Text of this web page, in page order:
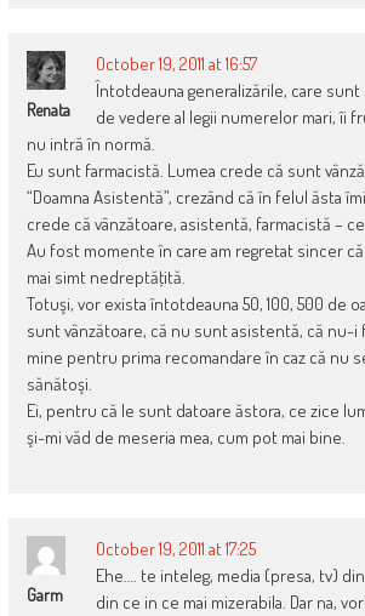
Renata
October 19, 2011 at 16:57
Întotdeauna generalizările, care
de vedere al legii numerelor mari, îi
nu intră în normă.
Eu sunt farmacistă. Lumea crede că sunt
“Doamna Asistentă”, crezând că în felul ăsta
crede că vânzătoare, asistentă, farmacistă –
Au fost momente în care am regretat sincer
mai simt nedreptăţită.
Totuşi, vor exista întotdeauna 50, 100, 500 de
sunt vânzătoare, că nu sunt asistentă, că nu-i
mine pentru prima recomandare în caz că nu
sănătoşi.
Ei, pentru că le sunt datoare ăstora, ce zice
şi-mi văd de meseria mea, cum pot mai bine.
Garm
October 19, 2011 at 17:25
Ehe…. te inteleg, media (presa, tv)
din ce in ce mai mizerabila. Dar na,